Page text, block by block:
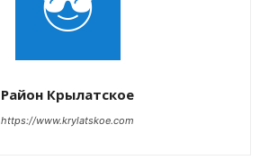
Район Крылатское
https://www.krylatskoe.com